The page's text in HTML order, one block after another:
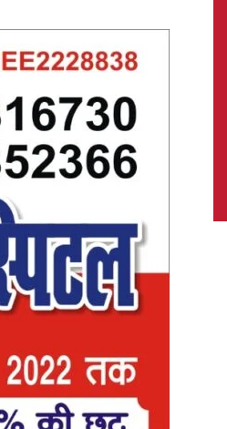
News,
Latest